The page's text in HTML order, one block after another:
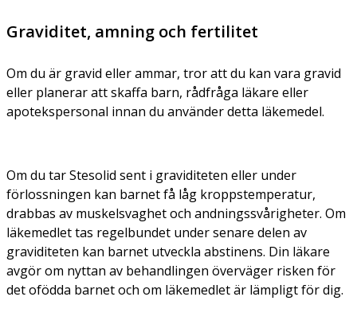
Graviditet, amning och fertilitet
Om du är gravid eller ammar, tror att du kan vara gravid
eller planerar att skaffa barn, rådfråga läkare eller
apotekspersonal innan du använder detta läkemedel.
Om du tar Stesolid sent i graviditeten eller under
förlossningen kan barnet få låg kroppstemperatur,
drabbas av muskelsvaghet och andningssvårigheter. Om
läkemedlet tas regelbundet under senare delen av
graviditeten kan barnet utveckla abstinens. Din läkare
avgör om nyttan av behandlingen överväger risken för
det ofödda barnet och om läkemedlet är lämpligt för dig.